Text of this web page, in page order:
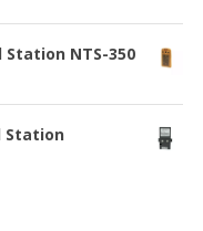
NTS-350
Station